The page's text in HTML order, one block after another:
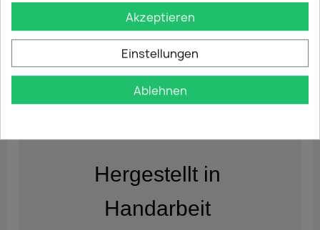
Hergestellt in
Handarbeit
Akzeptieren
Einstellungen
Ablehnen